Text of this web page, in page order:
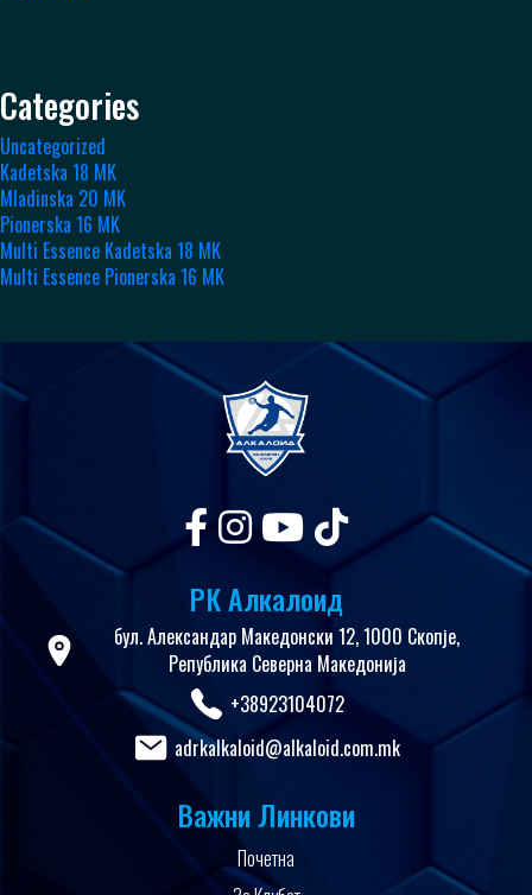
Categories
Uncategorized
Kadetska 18 MK
Mladinska 20 MK
Pionerska 16 MK
Multi Essence Kadetska 18 MK
Multi Essence Pionerska 16 MK
РК Алкалоид
бул. Александар Македонски 12, 1000 Скопје,
Република Северна Македонија
+38923104072
adrkalkaloid@alkaloid.com.mk
Важни Линкови
Почетна